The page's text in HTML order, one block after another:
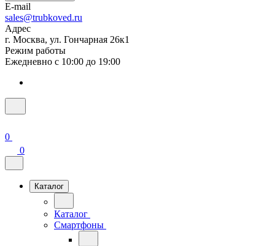
E-mail
sales@trubkoved.ru
Адрес
г. Москва, ул. Гончарная 26к1
Режим работы
Ежедневно с 10:00 до 19:00
0
0
Каталог
Каталог
Смартфоны